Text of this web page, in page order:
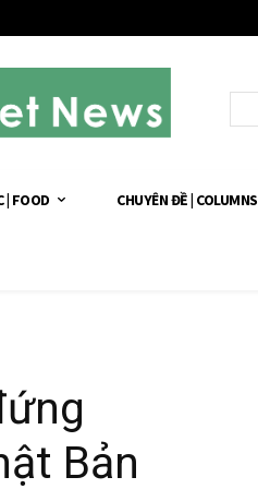
| FOOD CHUYÊN ĐỀ | COLUMNS
Bản